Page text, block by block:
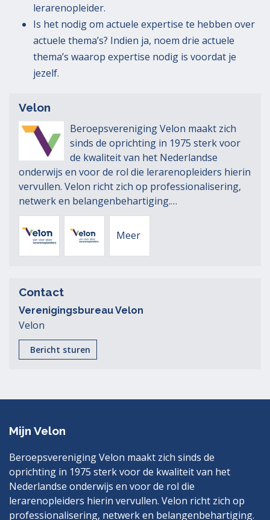
lerarenopleider.
Is het nodig om actuele expertise te hebben over
actuele thema’s? Indien ja, noem drie actuele
thema’s waarop expertise nodig is voordat je
jezelf.
Velon
Beroepsvereniging Velon maakt zich
sinds de oprichting in 1975 sterk voor
de kwaliteit van het Nederlandse
onderwijs en voor de rol die lerarenopleiders hierin
vervullen. Velon richt zich op professionalisering,
netwerk en belangenbehartiging.…
Velon
Webinar
-
11-
28
-
Velon
2024-
bijeenkomst
registratiebeoordelaars
Meer
Contact
Verenigingsbureau Velon
Velon
Bericht sturen
Mijn Velon
Beroepsvereniging Velon maakt zich sinds de
oprichting in 1975 sterk voor de kwaliteit van het
Nederlandse onderwijs en voor de rol die
lerarenopleiders hierin vervullen. Velon richt zich op
professionalisering, netwerk en belangenbehartiging.